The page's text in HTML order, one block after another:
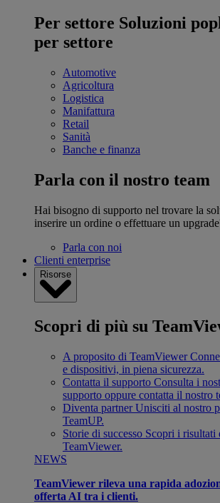
Per settore Soluzioni
per settore
Automotive
Agricoltura
Logistica
Manifattura
Retail
Sanità
Banche e finanza
Parla con il nostro team
Hai bisogno di supporto nel trovare la
inserire un ordine o effettuare un
Parla con noi
Clienti enterprise
Risorse
Scopri di più su
A proposito di TeamViewer
e dispositivi, in piena sicurezza.
Contatta il supporto Consulta i
supporto oppure contatta il nostro
Diventa partner Unisciti al nostro
TeamUP.
Storie di successo Scopri i risultati
TeamViewer.
NEWS
TeamViewer rileva una rapida
offerta AI tra i clienti.